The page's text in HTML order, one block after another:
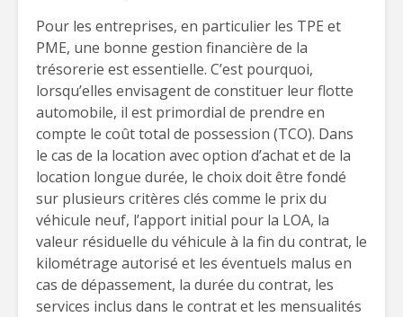
Pour les entreprises, en particulier les TPE et
PME, une bonne gestion financière de la
trésorerie est essentielle. C’est pourquoi,
lorsqu’elles envisagent de constituer leur flotte
automobile, il est primordial de prendre en
compte le coût total de possession (TCO). Dans
le cas de la location avec option d’achat et de la
location longue durée, le choix doit être fondé
sur plusieurs critères clés comme le prix du
véhicule neuf, l’apport initial pour la LOA, la
valeur résiduelle du véhicule à la fin du contrat, le
kilométrage autorisé et les éventuels malus en
cas de dépassement, la durée du contrat, les
services inclus dans le contrat et les mensualités